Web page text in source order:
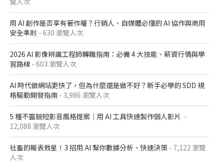
用 AI 創作是否享有著作權？行銷人、自媒體必懂的 AI 協作與商用
安全準則 - 630 瀏覽人次
2026 AI 影像辨識工程師轉職指南：必備 4 大技能、薪資行情與學
習路線 - 603 瀏覽人次
AI 時代做網站更快了，但為什麼還是做不好？新手必學的 SDD 規
格驅動開發指南 - 3,986 瀏覽人次
5 種不露臉短影音風格提案｜用 AI 工具快速製作個人影片 -
12,088 瀏覽人次
社畜的報表救星！3 招用 AI 幫你數據分析、快速決策 - 7,122 瀏覽
人次